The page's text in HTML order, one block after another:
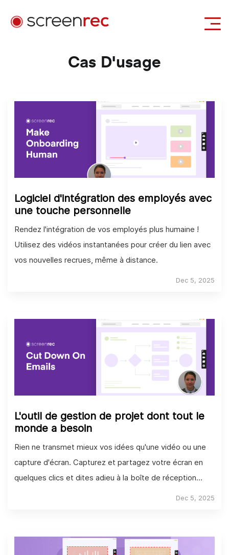
Cas D'usage
Logiciel d'intégration des employés avec
une touche personnelle
Rendez l'intégration de vos employés plus humaine !
Utilisez des vidéos instantanées pour créer du lien avec
vos nouvelles recrues, même à distance.
Dec 5, 2025
L'outil de gestion de projet dont tout le
monde a besoin
Rien ne transmet mieux vos idées qu'une vidéo ou une
capture d'écran. Capturez et partagez votre écran en
quelques clics et dites adieu à la boîte de réception
Dec 5, 2025